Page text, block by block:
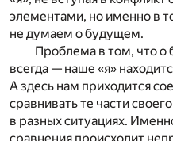
элементами, но именно в
не думаем о будущем.
Проблема в том, что
всегда — наше «я»
А здесь нам приходится
сравнивать те части
в разных ситуациях.